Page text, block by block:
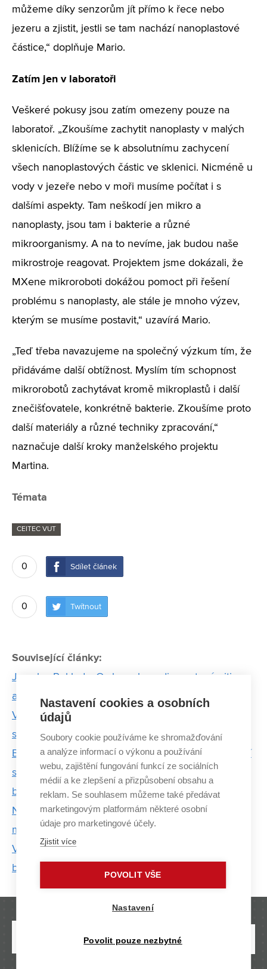
můžeme díky senzorům jít přímo k řece nebo
jezeru a zjistit, jestli se tam nachází nanoplastové
částice,“ doplňuje Mario.
Zatím jen v laboratoři
Veškeré pokusy jsou zatím omezeny pouze na
laboratoř. „Zkoušíme zachytit nanoplasty v malých
sklenicích. Blížíme se k absolutnímu zachycení
všech nanoplastových částic ve sklenici. Nicméně u
vody v jezeře nebo v moři musíme počítat i s
dalšími aspekty. Tam neškodí jen mikro a
nanoplasty, jsou tam i bakterie a různé
mikroorganismy. A na to nevíme, jak budou naše
mikrostroje reagovat. Projektem jsme dokázali, že
MXene mikroroboti dokážou pomoct při řešení
problému s nanoplasty, ale stále je mnoho výzev,
kterým se musíme postavit,“ uzavírá Mario.
„Teď třeba navazujeme na společný výzkum tím, že
přidáváme další obtížnost. Myslím tím schopnost
mikrorobotů zachytávat kromě mikroplastů i další
znečišťovatele, konkrétně bakterie. Zkoušíme proto
další materiály a různé techniky zpracování,“
naznačuje další kroky manželského projektu
Martina.
Témata
CEITEC VUT
0 Sdílet článek
0 Twítnout
Související články:
Jaroslav Pokluda: O slonech na diamantové niti
aneb O setkání teorie s praxí
V CEITEC VUT umí z keramiky vyrobit neprůstřelné
sklo i náhradní kloub
Brazilský vědec se na CEITEC dostal náhodou. Nyní
si chce pobyt prodloužit a prohloubit česko-
brazilskou spolupráci
Na CEITEC VUT zkoumají střelná zranění. Nová
metoda pomůže určit čas jejich vzniku
Vyvíjí roboty pro českou armádu. Jejich stroje by v
budoucnu mohly hlídat továrny i kontrolovat jizvy
Nastavení cookies a osobních
údajů
Soubory cookie používáme ke shromažďování
a analýze informací o výkonu a používání
webu, zajištění fungování funkcí ze sociálních
médií a ke zlepšení a přizpůsobení obsahu a
reklam. Se souhlasem můžeme také předávat
marketingovým platformám některé osobní
údaje pro marketingové účely.
Zjistit více
POVOLIT VŠE
Nastavení
Povolit pouze nezbytné